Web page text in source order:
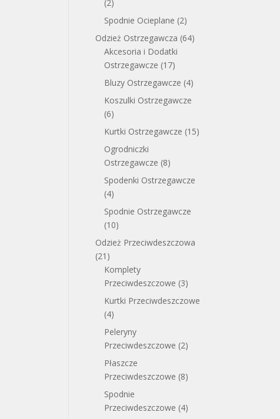
(2)
Spodnie Ocieplane (2)
Odzież Ostrzegawcza (64)
Akcesoria i Dodatki
Ostrzegawcze (17)
Bluzy Ostrzegawcze (4)
Koszulki Ostrzegawcze
(6)
Kurtki Ostrzegawcze (15)
Ogrodniczki
Ostrzegawcze (8)
Spodenki Ostrzegawcze
(4)
Spodnie Ostrzegawcze
(10)
Odzież Przeciwdeszczowa
(21)
Komplety
Przeciwdeszczowe (3)
Kurtki Przeciwdeszczowe
(4)
Peleryny
Przeciwdeszczowe (2)
Płaszcze
Przeciwdeszczowe (8)
Spodnie
Przeciwdeszczowe (4)